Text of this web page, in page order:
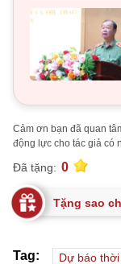
Cảm ơn bạn đã quan
động lực cho tác giả có
Đã tặng: 0
Tặng sao
Tag: Dự báo